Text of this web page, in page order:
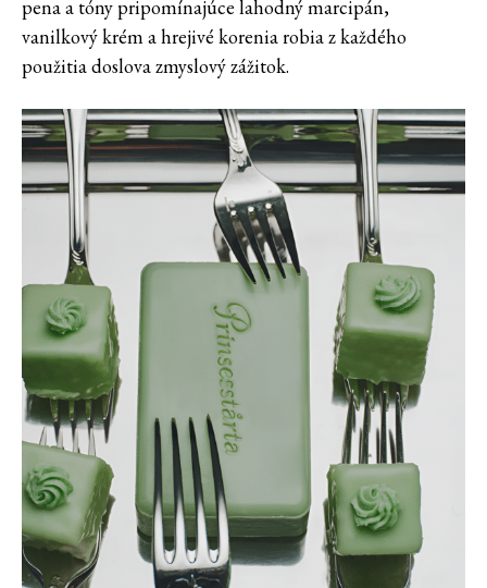
pena a tóny pripomínajúce lahodný marcipán,
vanilkový krém a hrejivé korenia robia z každého
použitia doslova zmyslový zážitok.